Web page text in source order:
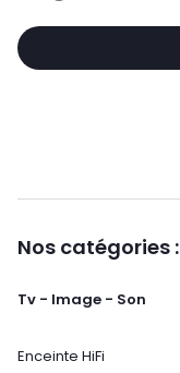
Nos catégories :
Tv - Image - Son
Enceinte HiFi